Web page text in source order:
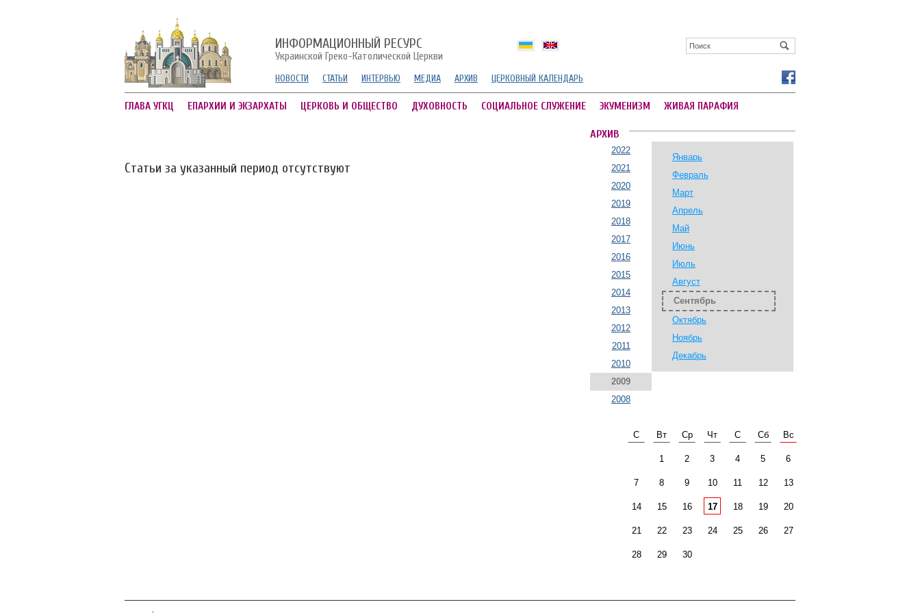
ИНФОРМАЦИОННЫЙ РЕСУРС
Украинской Греко-Католической Церкви
НОВОСТИ СТАТЬИ ИНТЕРВЬЮ МЕДИА АРХИВ ЦЕРКОВНЫЙ КАЛЕНДАРЬ
ГЛАВА УГКЦ ЕПАРХИИ И ЭКЗАРХАТЫ ЦЕРКОВЬ И ОБЩЕСТВО ДУХОВНОСТЬ СОЦИАЛЬНОЕ СЛУЖЕНИЕ ЭКУМЕНИЗМ ЖИВАЯ ПАРАФИЯ
Статьи за указанный период отсутствуют
АРХИВ
2022
2021
2020
2019
2018
2017
2016
2015
2014
2013
2012
2011
2010
2009
2008
Январь
Февраль
Март
Апрель
Май
Июнь
Июль
Август
Сентябрь
Октябрь
Ноябрь
Декабрь
С Вт Ср Чт С Сб Вс
1 2 3 4 5 6
7 8 9 10 11 12 13
14 15 16 17 18 19 20
21 22 23 24 25 26 27
28 29 30